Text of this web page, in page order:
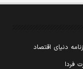
دنیای اقتصاد
فردا